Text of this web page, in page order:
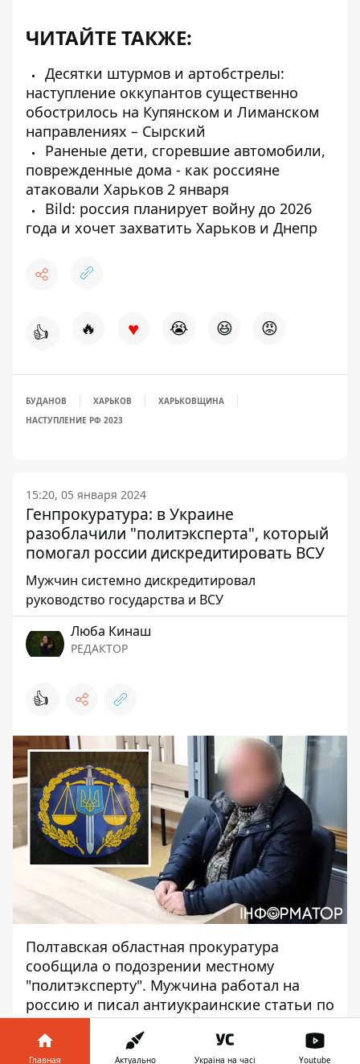
ЧИТАЙТЕ ТАКЖЕ:
Десятки штурмов и артобстрелы:
наступление оккупантов существенно
обострилось на Купянском и Лиманском
направлениях – Сырский
Раненые дети, сгоревшие автомобили,
поврежденные дома - как россияне
атаковали Харьков 2 января
Bild: россия планирует войну до 2026
года и хочет захватить Харьков и Днепр
👍 🔥 ♥ 😭 😆 😡
БУДАНОВ ХАРЬКОВ
ХАРЬКОВЩИНА
НАСТУПЛЕНИЕ РФ 2023
15:20, 05 января 2024
Генпрокуратура: в Украине
разоблачили "политэксперта", который
помогал россии дискредитировать ВСУ
Мужчин системно дискредитировал
руководство государства и ВСУ
Люба Кинаш
РЕДАКТОР
👍
Полтавская областная прокуратура
сообщила о подозрении местному
"политэксперту". Мужчина работал на
россию и писал антиукраинские статьи по
заказу для росмедиа "Фонд
стратегической культуры". Он
оправдывал
Главная Актуально Україна на часі Youtube